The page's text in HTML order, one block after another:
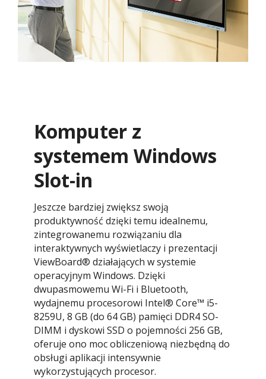
Komputer z
systemem Windows
Slot-in
Jeszcze bardziej zwiększ swoją
produktywność dzięki temu idealnemu,
zintegrowanemu rozwiązaniu dla
interaktywnych wyświetlaczy i prezentacji
ViewBoard® działających w systemie
operacyjnym Windows. Dzięki
dwupasmowemu Wi-Fi i Bluetooth,
wydajnemu procesorowi Intel® Core™ i5-
8259U, 8 GB (do 64 GB) pamięci DDR4 SO-
DIMM i dyskowi SSD o pojemności 256 GB,
oferuje ono moc obliczeniową niezbędną do
obsługi aplikacji intensywnie
wykorzystujących procesor.